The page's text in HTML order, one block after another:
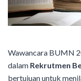
Wawancara BUMN
dalam Rekrutmen
bertujuan untuk